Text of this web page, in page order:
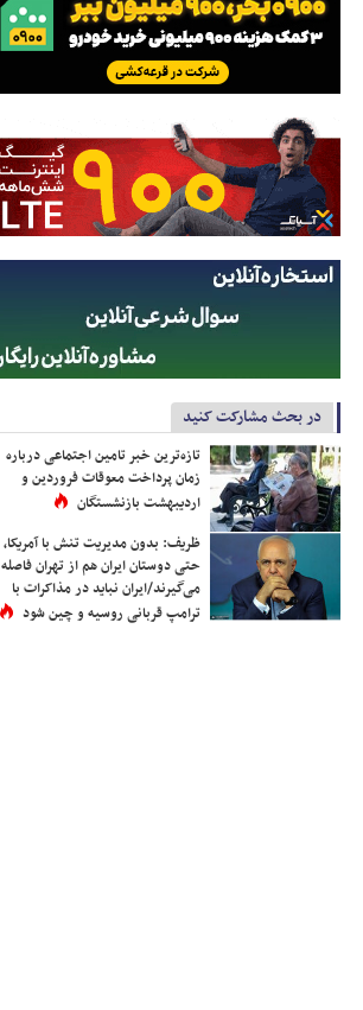
در بحث مشارکت کنید
تازه‌ترین خبر تامین اجتماعی درباره
زمان پرداخت معوقات فروردین و
اردیبهشت بازنشستگان
ظریف: بدون مدیریت تنش با آمریکا،
حتی دوستان ایران هم از تهران فاصله
می‌گیرند/ایران نباید در مذاکرات با
ترامپ قربانی روسیه و چین شود